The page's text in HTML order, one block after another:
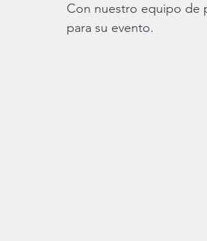
Con nuestro equipo de
para su evento.